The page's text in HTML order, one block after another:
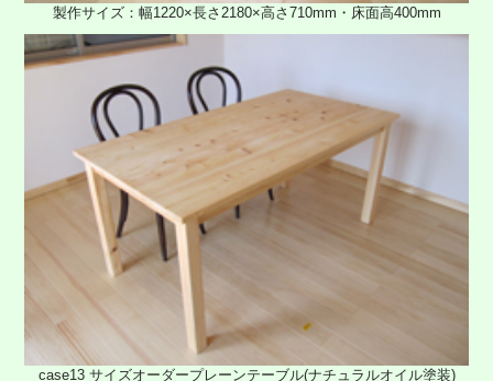
製作サイズ：幅1220×長さ2180×高さ710mm・床面高400mm
case13 サイズオーダープレーンテーブル(ナチュラルオイル塗装)